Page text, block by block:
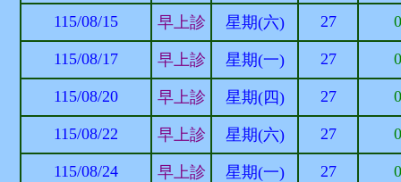
115/08/15 早上診 星期(六) 27
115/08/17 早上診 星期(一) 27
115/08/20 早上診 星期(四) 27
115/08/22 早上診 星期(六) 27
115/08/24 早上診 星期(一) 27